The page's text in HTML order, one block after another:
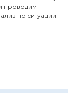
проводим
по ситуации